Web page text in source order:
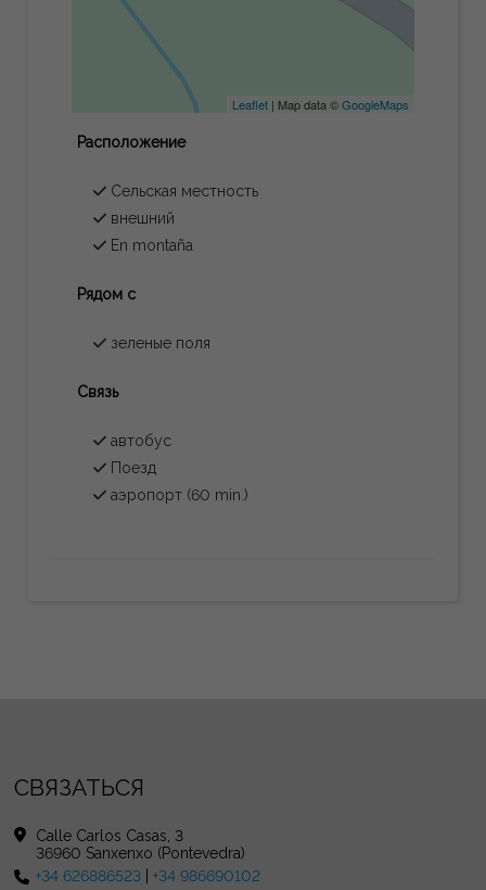
Leaflet| Map data ©GoogleMaps
Расположение
Сельская местность
внешний
En montaña
Рядом с
зеленые поля
Связь
автобус
Поезд
аэропорт (60 min.)
СВЯЗАТЬСЯ
Calle Carlos Casas, 3
36960 Sanxenxo (Pontevedra)
+34 626886523 |+34 986690102